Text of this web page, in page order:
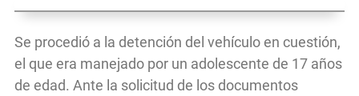
Se procedió a la detención del vehículo en cuestión,
el que era manejado por un adolescente de 17 años
de edad. Ante la solicitud de los documentos